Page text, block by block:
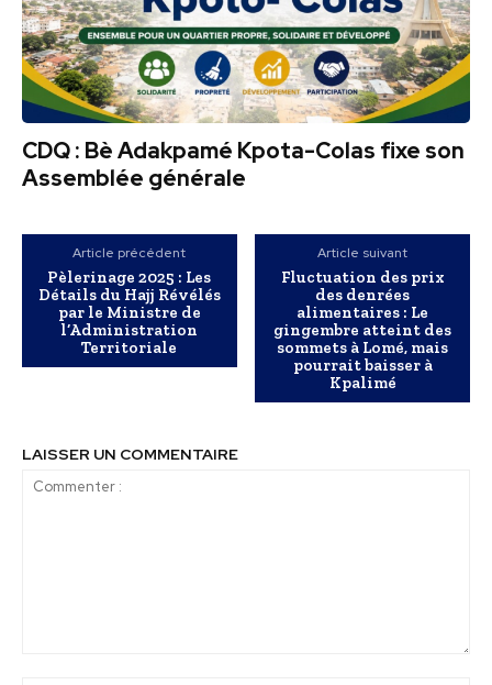
CDQ : Bè Adakpamé Kpota-Colas fixe son
Assemblée générale
Article précédent
Pèlerinage 2025 : Les
Détails du Hajj Révélés
par le Ministre de
l’Administration
Territoriale
Article suivant
Fluctuation des prix
des denrées
alimentaires : Le
gingembre atteint des
sommets à Lomé, mais
pourrait baisser à
Kpalimé
LAISSER UN COMMENTAIRE